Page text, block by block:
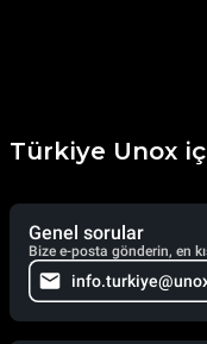
Türkiye Unox
Genel sorular
Bize e-posta gönderin, en